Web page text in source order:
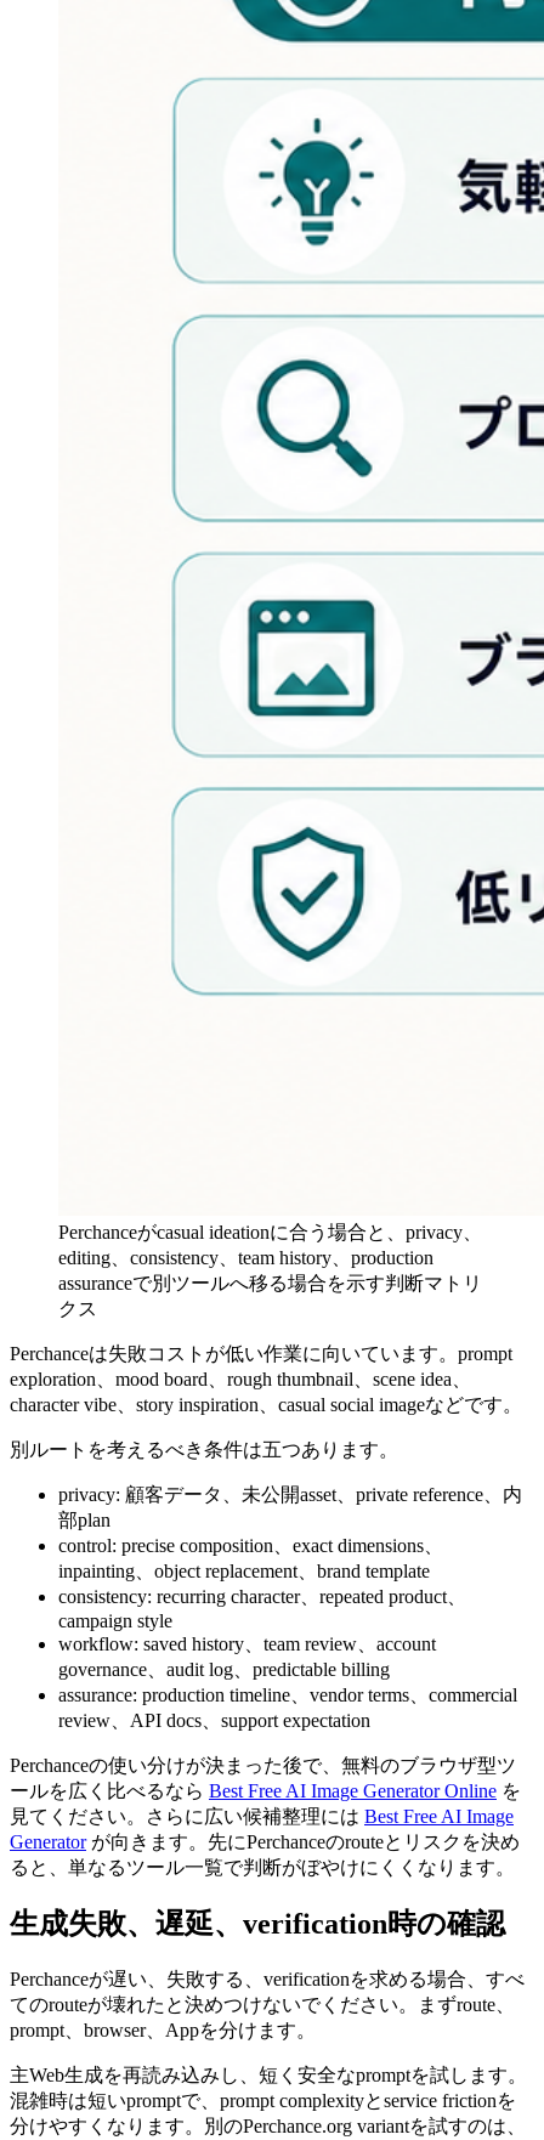
Perchanceがcasual ideationに合う場合と、privacy、
editing、consistency、team history、production
assuranceで別ツールへ移る場合を示す判断マトリ
クス
Perchanceは失敗コストが低い作業に向いています。prompt
exploration、mood board、rough thumbnail、scene idea、
character vibe、story inspiration、casual social imageなどです。
別ルートを考えるべき条件は五つあります。
privacy: 顧客データ、未公開asset、private reference、内
部plan
control: precise composition、exact dimensions、
inpainting、object replacement、brand template
consistency: recurring character、repeated product、
campaign style
workflow: saved history、team review、account
governance、audit log、predictable billing
assurance: production timeline、vendor terms、commercial
review、API docs、support expectation
Perchanceの使い分けが決まった後で、無料のブラウザ型ツ
ールを広く比べるなら Best Free AI Image Generator Online を
見てください。さらに広い候補整理には Best Free AI Image
Generatorが向きます。先にPerchanceのrouteとリスクを決め
ると、単なるツール一覧で判断がぼやけにくくなります。
生成失敗、遅延、verification時の確認
Perchanceが遅い、失敗する、verificationを求める場合、すべ
てのrouteが壊れたと決めつけないでください。まずroute、
prompt、browser、Appを分けます。
主Web生成を再読み込みし、短く安全なpromptを試します。
混雑時は短いpromptで、prompt complexityとservice frictionを
分けやすくなります。別のPerchance.org variantを試すのは、